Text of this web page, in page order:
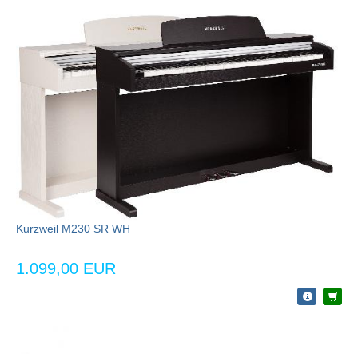
Kurzweil M230 SR WH
1.099,00 EUR